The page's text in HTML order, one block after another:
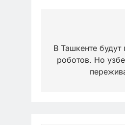
по
записям
В Ташкенте
роботов. Но